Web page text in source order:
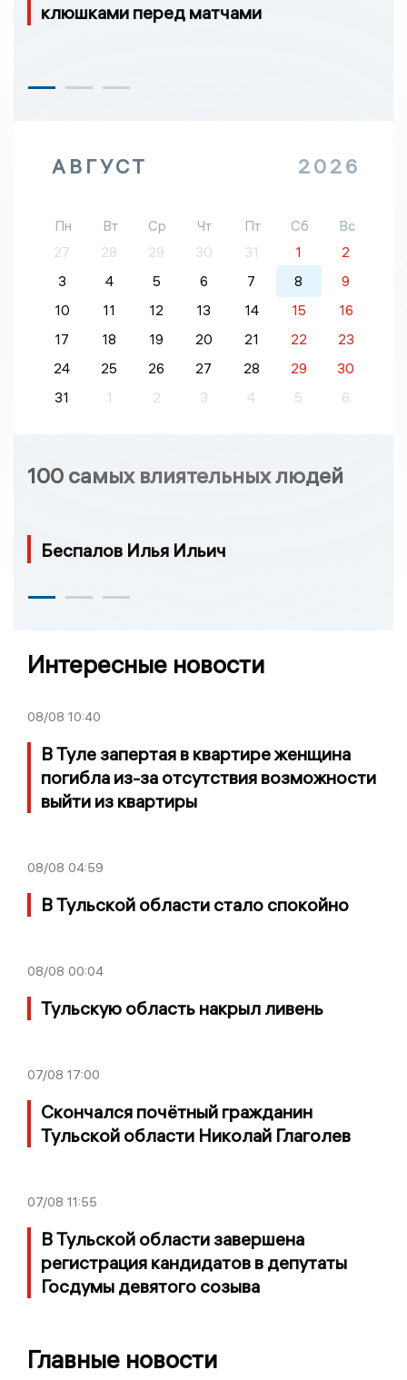
клюшками перед матчами
АВГУСТ 2026
Пн Вт Ср Чт Пт Сб
Вс
27
28 29 30 31 1
2
3
4 5 6 7 8
9
10
11 12 13 14 15
16
17
18 19 20 21 22
23
24
25 26 27 28 29
30
31
1 2 3 4 5 6
100 самых влиятельных людей
Беспалов Илья Ильич
Интересные новости
08/08 10:40
В Туле запертая в квартире женщина
погибла из-за отсутствия возможности
выйти из квартиры
08/08 04:59
В Тульской области стало спокойно
08/08 00:04
Тульскую область накрыл ливень
07/08 17:00
Скончался почётный гражданин
Тульской области Николай Глаголев
07/08 11:55
В Тульской области завершена
регистрация кандидатов в депутаты
Госдумы девятого созыва
Главные новости